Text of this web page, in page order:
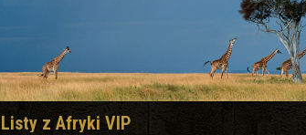
Listy z Afryki VIP